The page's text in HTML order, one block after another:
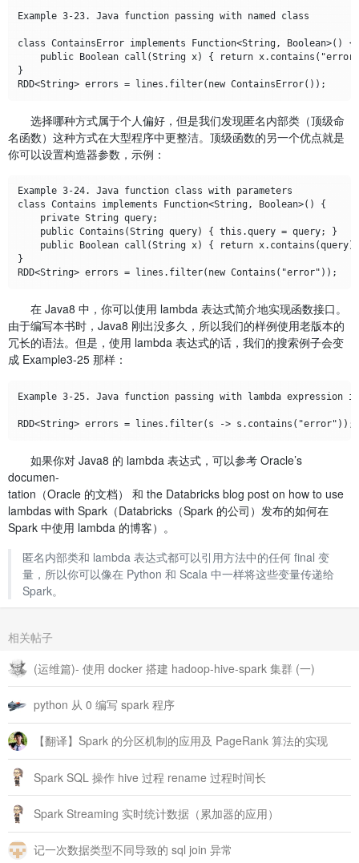
Example 3-23. Java function passing with named class
class ContainsError implements Function<String, Boolean>() {
public Boolean call(String x) { return
}
选择哪种方式属于个人偏好，但是我们发现匿名内部类（顶级命
名函数）这种方式在大型程序中更整洁。顶级函数的另一个优点就是
你可以设置构造器参数，示例：
Example 3-24. Java function class with parameters
class Contains implements Function<String, Boolean>() {
    private String query;
    public Contains(String query) { this.query = query; }
public Boolean call(String x) { return
}
在 Java8 中，你可以使用 lambda 表达式简介地实现函数接口。
由于编写本书时，Java8 刚出没多久，所以我们的样例使用老版本的
冗长的语法。但是，使用 lambda 表达式的话，我们的搜索例子会变
成 Example3-25 那样：
Example 3-25. Java function passing with lambda expression
如果你对 Java8 的 lambda 表达式，可以参考 Oracle’s
documen‐
tation（Oracle 的文档） 和 the Databricks blog post on how to use
lambdas with Spark（Databricks（Spark 的公司）发布的如何在
Spark 中使用 lambda 的博客）。
匿名内部类和 lambda 表达式都可以引用方法中的任何 final 变
量，所以你可以像在 Python 和 Scala 中一样将这些变量传递给
Spark。
相关帖子
(运维篇)- 使用 docker 搭建 hadoop-hive-spark 集群 (一)
python 从 0 编写 spark 程序
【翻译】Spark 的分区机制的应用及 PageRank 算法的实现
Spark SQL 操作 hive 过程 rename 过程时间长
Spark Streaming 实时统计数据（累加器的应用）
记一次数据类型不同导致的 sql join 异常